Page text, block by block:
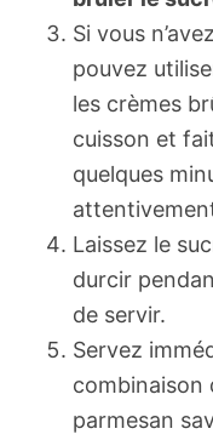
Si vous
pouvez
les crèmes
cuisson et
quelques
Laissez le
durcir
de servir.
Servez
combinaison
parmesan